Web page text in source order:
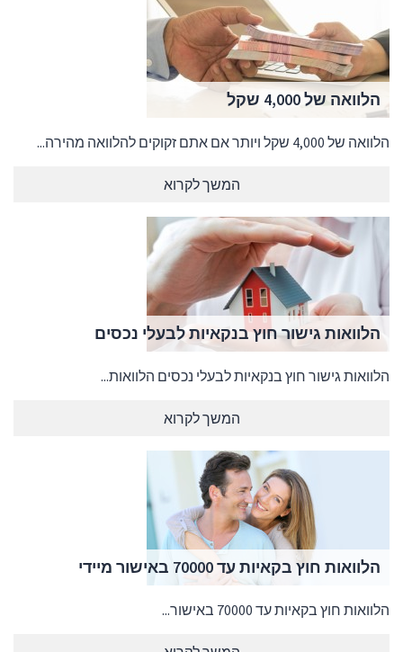
הלוואה של 4,000 שקל
הלוואה של 4,000 שקל ויותר אם אתם זקוקים להלוואה מהירה...
המשך לקרוא
הלוואות גישור חוץ בנקאיות לבעלי נכסים
הלוואות גישור חוץ בנקאיות לבעלי נכסים הלוואות...
המשך לקרוא
הלוואות חוץ בקאיות עד 70000 באישור מיידי
הלוואות חוץ בקאיות עד 70000 באישור...